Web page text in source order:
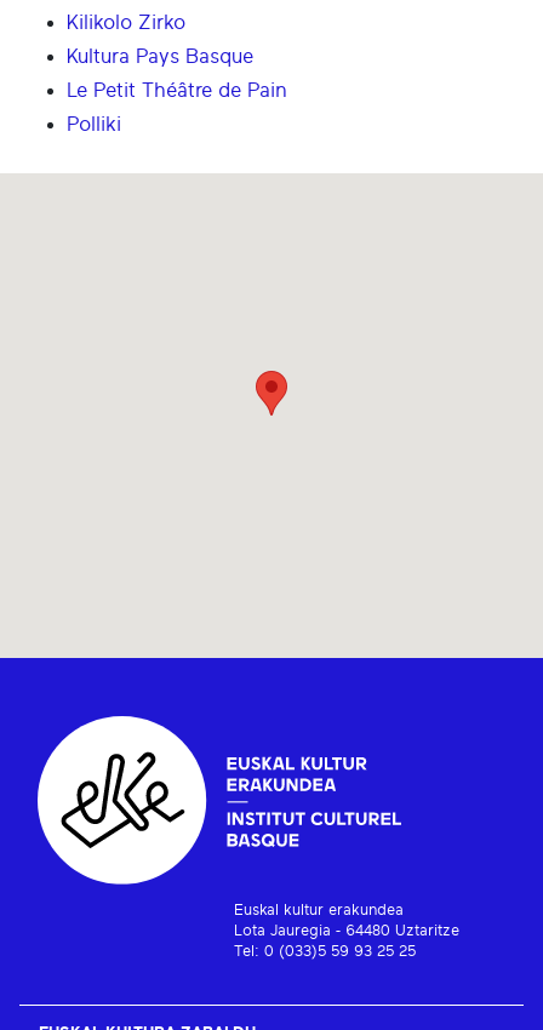
Kilikolo Zirko
Kultura Pays Basque
Le Petit Théâtre de Pain
Polliki
Euskal kultur erakundea
Lota Jauregia - 64480 Uztaritze
Tel: 0 (033)5 59 93 25 25